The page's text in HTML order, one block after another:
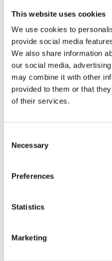
This website uses cookies
We use cookies to
provide social media
We also share information
our social media,
may combine it with other
provided to them or that
of their services.
Selection
Necessary
Preferences
Statistics
Marketing
das Altern an Ort und
des älteren Lebenslebens
bieten bis zu einem
einer alternden
JieCang bietet innovative
verschiedene Aspekte des
Trainingsgeräte. Noch
sicherstellen, dass die
Produkte unserer Kunden
ergonomisch ist.